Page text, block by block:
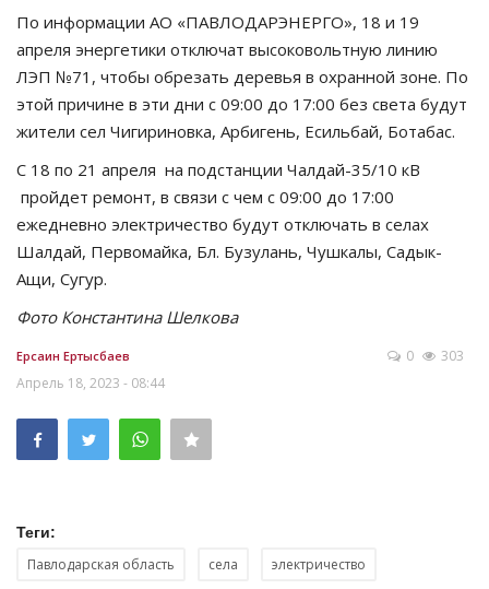
СПОРТ
Чек-лист
OFFICIAL
Курултай
Язык
Қазақша Русский
По информации АО «ПАВЛОДАРЭНЕРГО», 18 и 19
апреля энергетики отключат высоковольтную линию
ЛЭП №71, чтобы обрезать деревья в охранной зоне. По
этой причине в эти дни с 09:00 до 17:00 без света будут
жители сел Чигириновка, Арбигень, Есильбай, Ботабас.
С 18 по 21 апреля на подстанции Чалдай-35/10 кВ
пройдет ремонт, в связи с чем с 09:00 до 17:00
ежедневно электричество будут отключать в селах
Шалдай, Первомайка, Бл. Бузулань, Чушкалы, Садык-
Ащи, Сугур.
Фото Константина Шелкова
Ерсаин Ертысбаев
Апрель 18, 2023 - 08:44
0 303
Теги:
Павлодарская область села электричество